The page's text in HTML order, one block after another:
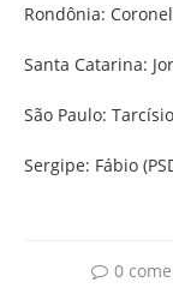
Rondônia:
Santa Catarina:
São Paulo:
Sergipe: Fábio
0